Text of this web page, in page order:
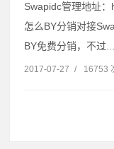
Swapidc管理地址
怎么BY分销对接
BY免费分销，不过...
2017-07-27 / 16753